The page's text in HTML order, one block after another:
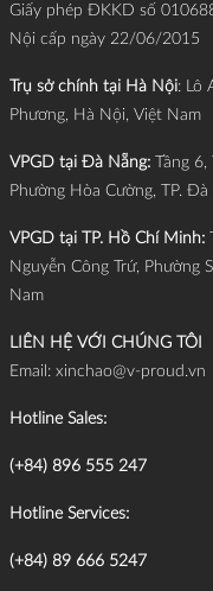
Giấy phép ĐKKD số
Nội cấp ngày 22/06/2015
Trụ sở chính tại Hà Nội: Lô
Phương, Hà Nội, Việt Nam
VPGD tại Đà Nẵng: Tầng
Phường Hòa Cường, TP.
VPGD tại TP. Hồ Chí Minh:
Nguyễn Công Trứ, Phường
Nam
LIÊN HỆ VỚI CHÚNG TÔI
Email: xinchao@v-proud.vn
Hotline Sales:
(+84) 896 555 247
Hotline Services:
(+84) 89 666 5247